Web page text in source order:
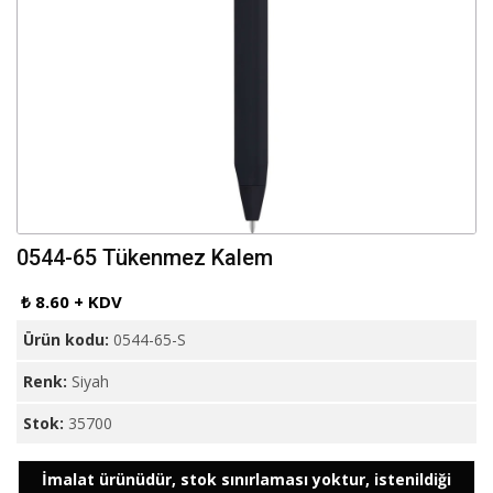
0544-65 Tükenmez Kalem
₺ 8.60 + KDV
Ürün kodu: 0544-65-S
Renk: Siyah
Stok: 35700
İmalat ürünüdür, stok sınırlaması yoktur, istenildiği